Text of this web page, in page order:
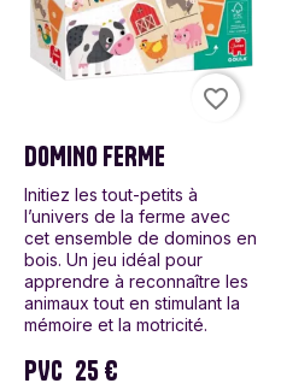
DOMINO FERME
Initiez les tout-petits à
l’univers de la ferme avec
cet ensemble de dominos en
bois. Un jeu idéal pour
apprendre à reconnaître les
animaux tout en stimulant la
mémoire et la motricité.
PVC 25 €
favorite_border